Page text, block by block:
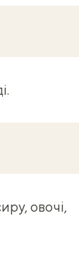
овочі,